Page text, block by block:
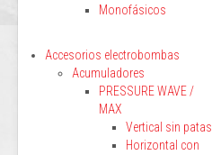
Monofásicos
Accesorios electrobombas
Acumuladores
PRESSURE WAVE /
MAX
Vertical sin patas
Horizontal con